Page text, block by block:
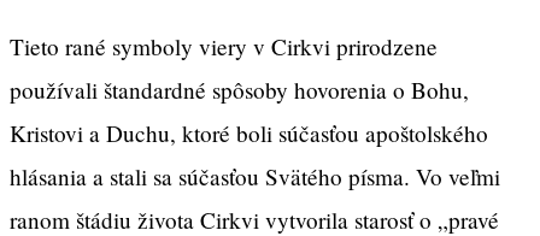
Tieto rané symboly viery v Cirkvi prirodzene
používali štandardné spôsoby hovorenia o Bohu,
Kristovi a Duchu, ktoré boli súčasťou apoštolského
hlásania a stali sa súčasťou Svätého písma. Vo veľmi
ranom štádiu života Cirkvi vytvorila starosť o „pravé